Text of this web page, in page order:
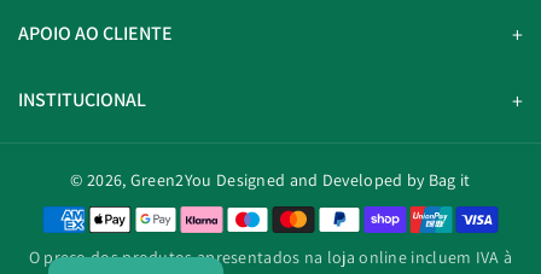
APOIO AO CLIENTE
INSTITUCIONAL
© 2026, Green2You Designed and Developed by Bag it
M
t
O preço dos produtos apresentados na loja online incluem IVA à